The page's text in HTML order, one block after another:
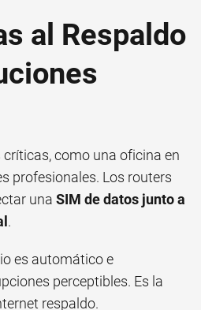
al Respaldo
como una oficina en
profesionales. Los routers
una SIM de datos junto a
.
es automático e
perceptibles. Es la
respaldo.